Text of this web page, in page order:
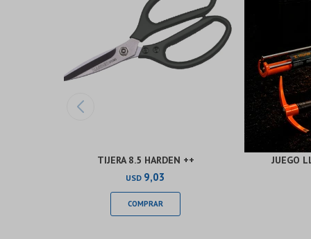
TIJERA 8.5 HARDEN ++
USD 9,03
JUEGO